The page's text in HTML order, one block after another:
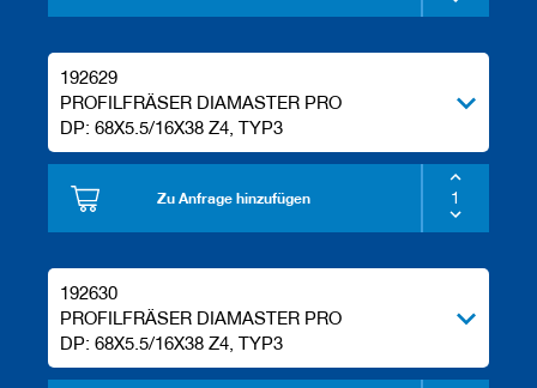
192629
PROFILFRÄSER DIAMASTER PRO
DP: 68X5.5/16X38 Z4, TYP3
Zu Anfrage hinzufügen
192630
PROFILFRÄSER DIAMASTER PRO
DP: 68X5.5/16X38 Z4, TYP3